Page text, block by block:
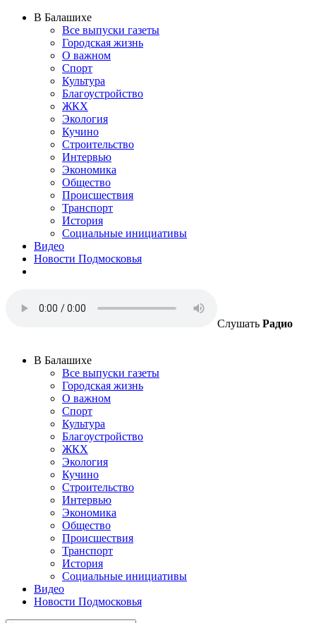
В Балашихе
Все выпуски газеты
Городская жизнь
О важном
Спорт
Культура
Благоустройство
ЖКХ
Экология
Кучино
Строительство
Интервью
Экономика
Общество
Происшествия
Транспорт
История
Социальные инициативы
Видео
Новости Подмосковья
Слушать Радио
В Балашихе
Все выпуски газеты
Городская жизнь
О важном
Спорт
Культура
Благоустройство
ЖКХ
Экология
Кучино
Строительство
Интервью
Экономика
Общество
Происшествия
Транспорт
История
Социальные инициативы
Видео
Новости Подмосковья